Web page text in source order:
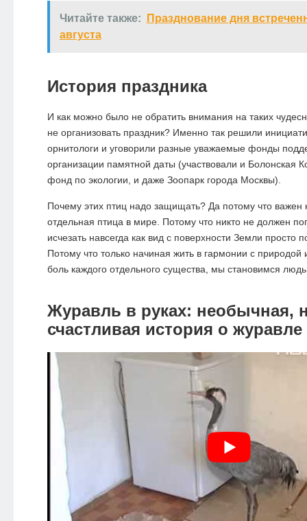
Читайте также:
Празднование дня
августа
История праздника
И как можно было не обратить внимания на таких
не организовать праздник? Именно так решили
орнитологи и уговорили разные уважаемые фонды
организации памятной даты (участвовали и Болонская
фонд по экологии, и даже Зоопарк города Москвы).
Почему этих птиц надо защищать? Да потому что важен
отдельная птица в мире. Потому что никто не должен
исчезать навсегда как вид с поверхности Земли просто
Потому что только начиная жить в гармонии с
боль каждого отдельного существа, мы становимся
Журавль в руках: необычная,
счастливая история о журавле